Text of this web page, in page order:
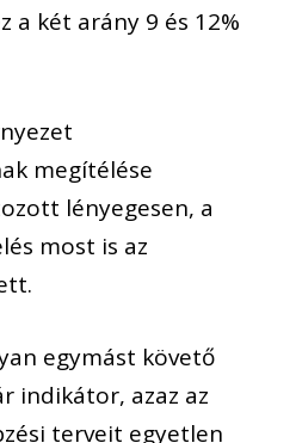
a két arány 9 és 12%
megítélése
lényegesen, a
most is az
egymást követő
indikátor, azaz az
terveit egyetlen